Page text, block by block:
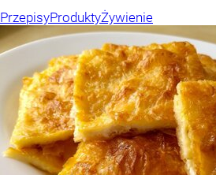
PrzepisyProduktyŻywienie